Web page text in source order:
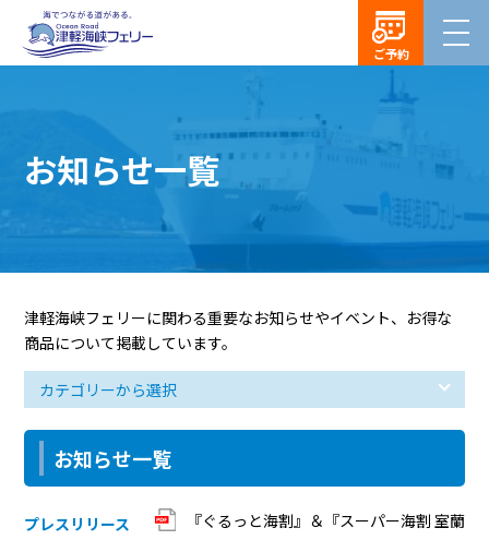
ご予約
お知らせ一覧
津軽海峡フェリーに関わる重要なお知らせやイベント、お得な
商品について掲載しています。
お知らせ一覧
プレスリリース
『ぐるっと海割』＆『スーパー海割 室蘭